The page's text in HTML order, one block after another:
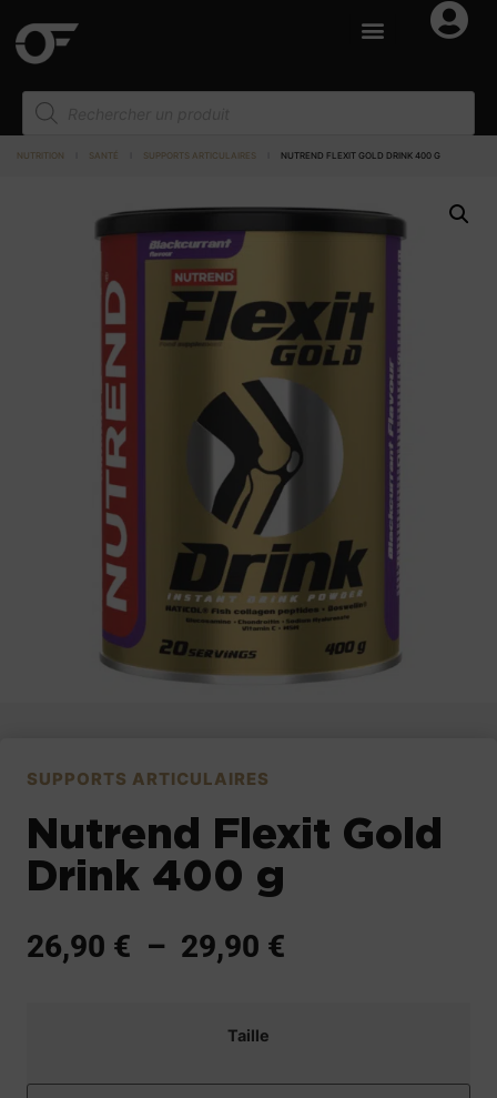
NUTRITION SANTÉ SUPPORTS ARTICULAIRES NUTREND FLEXIT GOLD DRINK 400 G
SUPPORTS ARTICULAIRES
Nutrend Flexit Gold
Drink 400 g
26,90 € – 29,90 €
Taille